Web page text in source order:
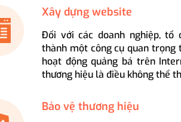
Xây dựng website
Đối với các doanh nghiệp, tổ
thành một công cụ quan trọng
hoạt động quảng bá trên
thương hiệu là điều không thể
Bảo vệ thương hiệu